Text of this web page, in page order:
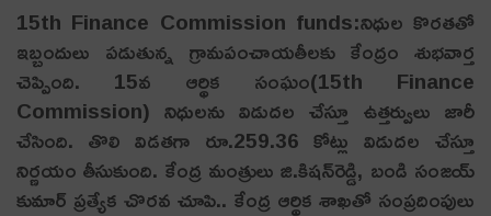
15th Finance Commission funds:నిధుల కొర‌త‌తో
ఇబ్బందులు ప‌డుతున్న గ్రామపంచాయ‌తీల‌కు కేంద్రం శుభ‌వార్త
చెప్పింది. 15వ ఆర్థిక సంఘం(15th Finance
Commission) నిధులను విడుదల చేస్తూ ఉత్తర్వులు జారీ
చేసింది. తొలి విడతగా రూ.259.36 కోట్లు విడుదల చేస్తూ
నిర్ణ‌యం తీసుకుంది. కేంద్ర మంత్రులు జి.కిషన్‌రెడ్డి, బండి సంజయ్
కుమార్ ప్రత్యేక చొరవ చూపి.. కేంద్ర ఆర్థిక శాఖతో సంప్రదింపులు